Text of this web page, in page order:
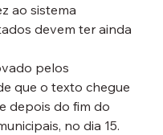
ao sistema
devem ter ainda
pelos
que o texto chegue
depois do fim do
no dia 15.